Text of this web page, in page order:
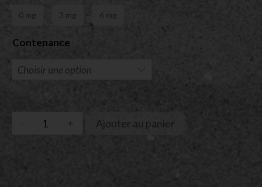
0 mg 3 mg 6 mg
Contenance
Ajouter au panier